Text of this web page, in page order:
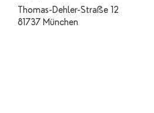
Thomas-Dehler-Straße 12
81737 München